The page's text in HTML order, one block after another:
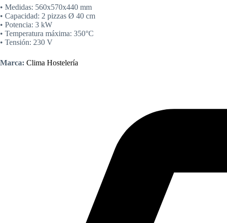
• Medidas: 560x570x440 mm
• Capacidad: 2 pizzas Ø 40 cm
• Potencia: 3 kW
• Temperatura máxima: 350°C
• Tensión: 230 V
Marca: Clima Hostelería